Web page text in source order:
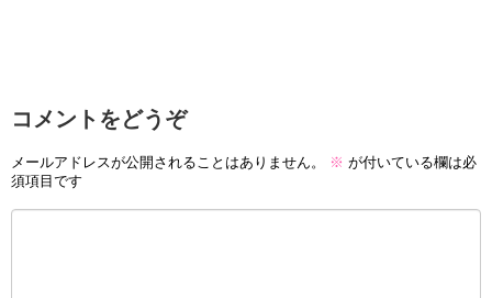
コメントをどうぞ
メールアドレスが公開されることはありません。 ※ が付いている欄は必
須項目です